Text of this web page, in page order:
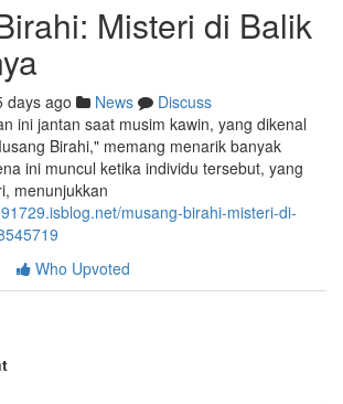
Misteri di Balik
days ago News
Discuss
ini jantan saat musim kawin, yang dikenal
Birahi," memang menarik banyak
ini muncul ketika individu tersebut, yang
menunjukkan
musang-birahi-misteri-di-
Who Upvoted